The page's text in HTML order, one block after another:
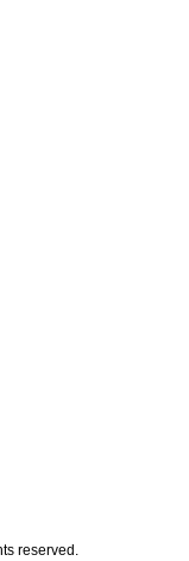
reserved.